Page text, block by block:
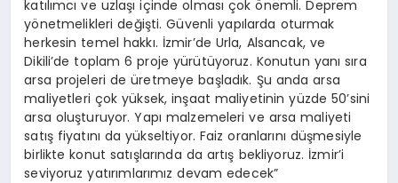
katılımcı ve uzlaşı içinde olması çok önemli. Deprem
yönetmelikleri değişti. Güvenli yapılarda oturmak
herkesin temel hakkı. İzmir’de Urla, Alsancak, ve
Dikili’de toplam 6 proje yürütüyoruz. Konutun yanı sıra
arsa projeleri de üretmeye başladık. Şu anda arsa
maliyetleri çok yüksek, inşaat maliyetinin yüzde 50’sini
arsa oluşturuyor. Yapı malzemeleri ve arsa maliyeti
satış fiyatını da yükseltiyor. Faiz oranlarını düşmesiyle
birlikte konut satışlarında da artış bekliyoruz. İzmir’i
seviyoruz yatırımlarımız devam edecek”